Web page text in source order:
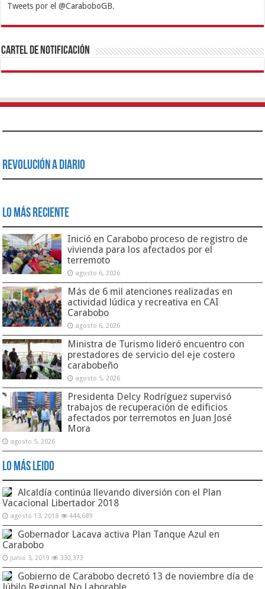
Tweets por el @CaraboboGB.
1xbetBetturkeyBetistKralbetSupertotobetTipobetMatadorbetMariobet
https://mvbcasino.com/
Cartel de Notificación
Revolución a Diario
Lo Más Reciente
Inició en Carabobo proceso de registro de
vivienda para los afectados por el
terremoto
agosto 6, 2026
Más de 6 mil atenciones realizadas en
actividad lúdica y recreativa en CAI
Carabobo
agosto 6, 2026
Ministra de Turismo lideró encuentro con
prestadores de servicio del eje costero
carabobeño
agosto 5, 2026
Presidenta Delcy Rodríguez supervisó
trabajos de recuperación de edificios
afectados por terremotos en Juan José
Mora
agosto 5, 2026
Lo Más Leido
Alcaldía continúa llevando diversión con el Plan
Vacacional Libertador 2018
agosto 13, 2018 444,689
Gobernador Lacava activa Plan Tanque Azul en
Carabobo
junio 3, 2019 330,373
Gobierno de Carabobo decretó 13 de noviembre día de